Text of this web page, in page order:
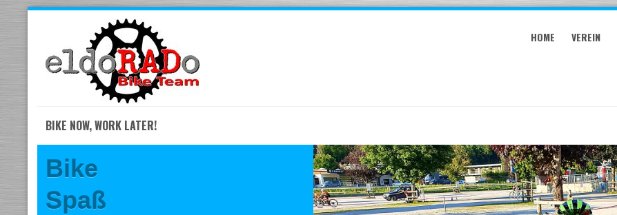
content
HOME VEREIN
BIKE NOW, WORK LATER!
Bike
Spaß